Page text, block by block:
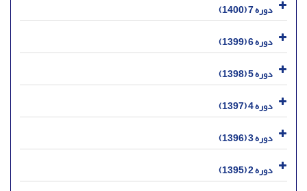
دوره 7 (1400)
دوره 6 (1399)
دوره 5 (1398)
دوره 4 (1397)
دوره 3 (1396)
دوره 2 (1395)